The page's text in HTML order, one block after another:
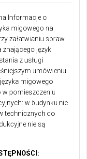
Informacje o
migowego na
załatwianiu spraw
język
z usługi
umówieniu
migowego
w pomieszczeniu
w budynku nie
technicznych do
nie są